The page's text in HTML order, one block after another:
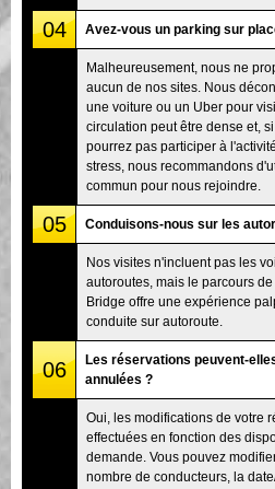
04 Avez-vous un parking sur
Malheureusement, nous ne
aucun de nos sites. Nous
une voiture ou un Uber pour
circulation peut être dense et,
pourrez pas participer à
stress, nous recommandons
commun pour nous rejoindre.
05 Conduisons-nous sur les
Nos visites n'incluent pas les
autoroutes, mais le parcours
Bridge offre une expérience
conduite sur autoroute.
06
Les réservations peuvent-
annulées ?
Oui, les modifications de votre
effectuées en fonction des
demande. Vous pouvez
nombre de conducteurs, la